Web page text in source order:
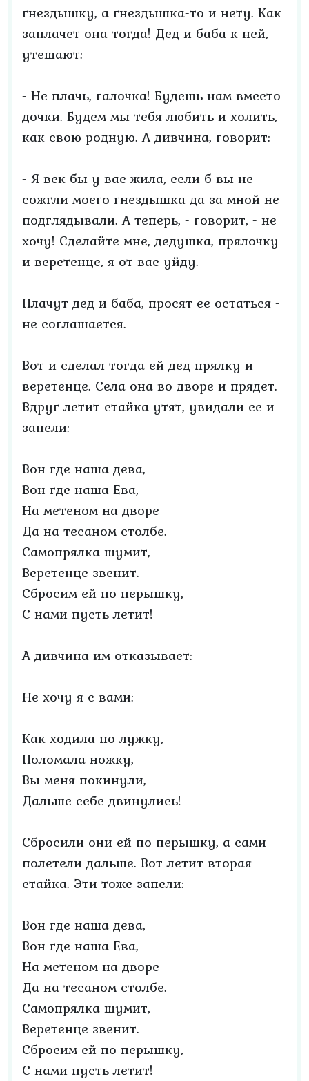
гнездышку, а гнездышка-то и нету. Как
заплачет она тогда! Дед и баба к ней,
утешают:
- Не плачь, галочка! Будешь нам вместо
дочки. Будем мы тебя любить и холить,
как свою родную. А дивчина, говорит:
- Я век бы у вас жила, если б вы не
сожгли моего гнездышка да за мной не
подглядывали. А теперь, - говорит, - не
хочу! Сделайте мне, дедушка, прялочку
и веретенце, я от вас уйду.
Плачут дед и баба, просят ее остаться -
не соглашается.
Вот и сделал тогда ей дед прялку и
веретенце. Села она во дворе и прядет.
Вдруг летит стайка утят, увидали ее и
запели:
Вон где наша дева,
Вон где наша Ева,
На метеном на дворе
Да на тесаном столбе.
Самопрялка шумит,
Веретенце звенит.
Сбросим ей по перышку,
С нами пусть летит!
А дивчина им отказывает:
Не хочу я с вами:
Как ходила по лужку,
Поломала ножку,
Вы меня покинули,
Дальше себе двинулись!
Сбросили они ей по перышку, а сами
полетели дальше. Вот летит вторая
стайка. Эти тоже запели:
Вон где наша дева,
Вон где наша Ева,
На метеном на дворе
Да на тесаном столбе.
Самопрялка шумит,
Веретенце звенит.
Сбросим ей по перышку,
С нами пусть летит!